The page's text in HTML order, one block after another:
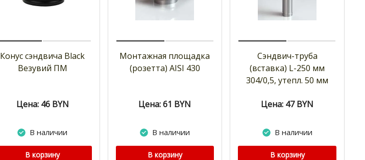
Конус сэндвича Black
Везувий ПМ
Цена: 46 BYN
В наличии
В корзину
Монтажная площадка
(розетта) AISI 430
Цена: 61 BYN
В наличии
В корзину
Сэндвич-труба
(вставка) L-250 мм
304/0,5, утепл. 50 мм
Цена: 47 BYN
В наличии
В корзину